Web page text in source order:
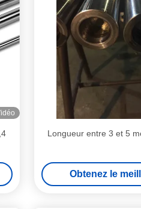
Longueur entre 3 et 5
Obtenez le